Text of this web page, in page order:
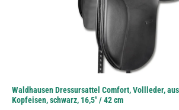
Waldhausen Dressursattel Comfort, Vollleder,
Kopfeisen, schwarz, 16,5" / 42 cm